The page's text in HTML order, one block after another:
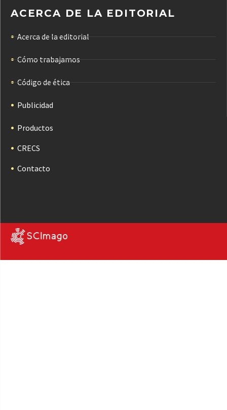
ACERCA DE LA EDITORIAL
Acerca de la editorial
Cómo trabajamos
Código de ética
Publicidad
Productos
CRECS
Contacto